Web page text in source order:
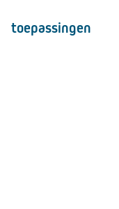
toepassingen